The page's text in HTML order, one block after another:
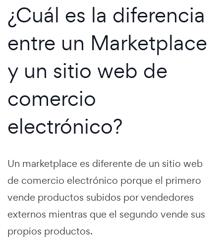
¿Cuál es la diferencia
entre un Marketplace
y un sitio web de
comercio
electrónico?
Un marketplace es diferente de un sitio web
de comercio electrónico porque el primero
vende productos subidos por vendedores
externos mientras que el segundo vende sus
propios productos.